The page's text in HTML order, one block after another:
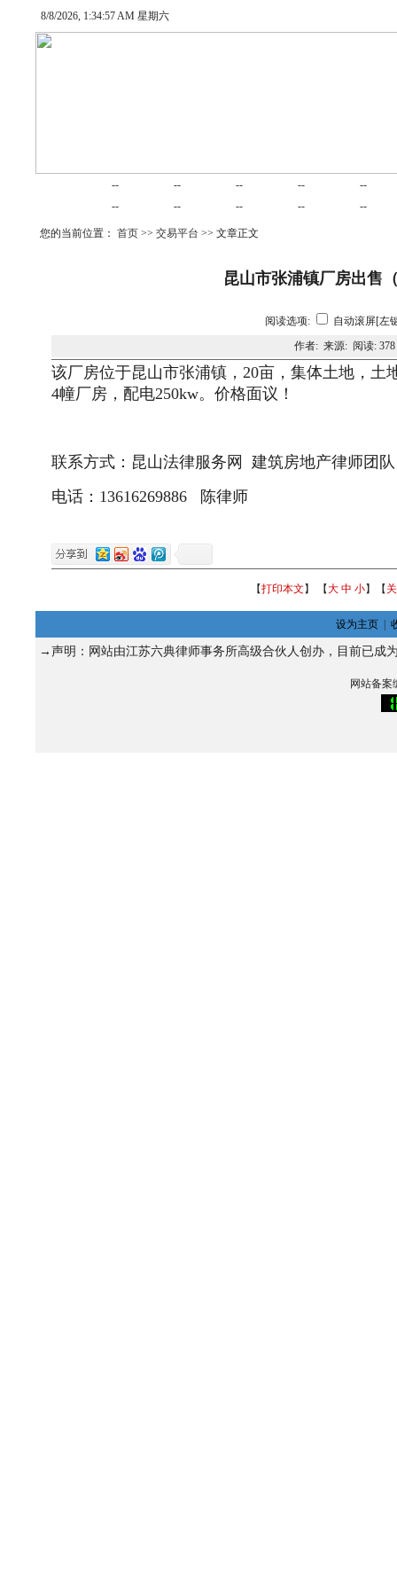
8/8/2026, 1:34:57 AM 星期六
-- -- -- -- --
-- -- -- -- --
您的当前位置： 首页 >> 交易平台 >> 文章正文
昆山市张浦镇厂房出售
阅读选项:
自动滚屏[左
作者: 来源: 阅读: 378
该厂房位于昆山市张浦镇，20亩，集体土地，土
4幢厂房，配电250kw。价格面议！
联系方式：昆山法律服务网 建筑房地产律师团队
电话：13616269886 陈律师
【打印本文 】 【大 中 小】【
设为主页
→声明：网站由江苏六典律师事务所高级合伙人创办，目前已成
网站备案